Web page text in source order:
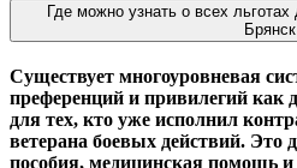
Где можно узнать о всех
Брянск
Существует многоуровневая
преференций и привилегий как
для тех, кто уже исполнил
ветерана боевых действий.
пособия, медицинская помощь и